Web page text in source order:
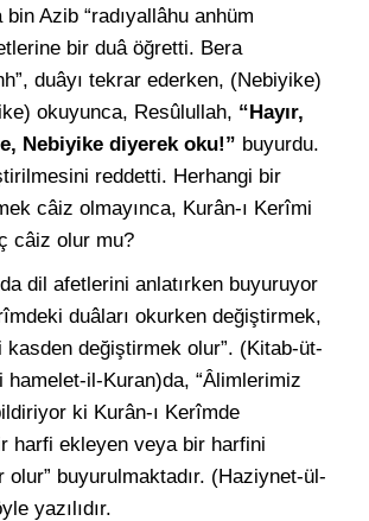
Azib “radıyallâhu anhüm
bir duâ öğretti. Bera
duâyı tekrar ederken, (Nebiyike)
okuyunca, Resûlullah, “Hayır,
Nebiyike diyerek oku!” buyurdu.
reddetti. Herhangi bir
câiz olmayınca, Kurân-ı Kerîmi
câiz olur mu?
dil afetlerini anlatırken buyuruyor
duâları okurken değiştirmek,
kasden değiştirmek olur”. (Kitab-üt-
hamelet-il-Kuran)da, “Âlimlerimiz
ki Kurân-ı Kerîmde
harfi ekleyen veya bir harfini
buyurulmaktadır. (Haziynet-ül-
yazılıdır.